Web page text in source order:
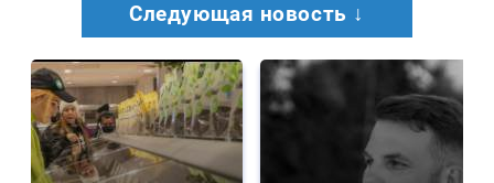
Следующая новость ↓